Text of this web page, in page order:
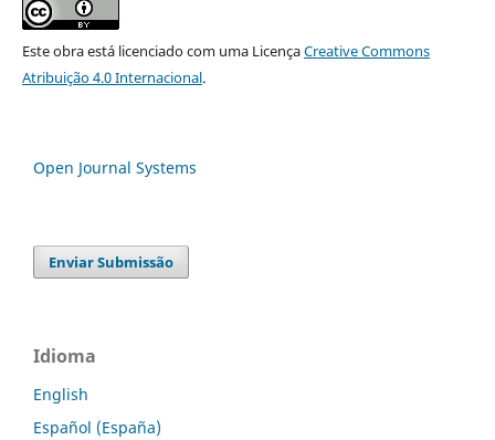
Este obra está licenciado com uma LicençaCreative Commons
Atribuição 4.0 Internacional.
Open Journal Systems
Enviar Submissão
Idioma
English
Español (España)